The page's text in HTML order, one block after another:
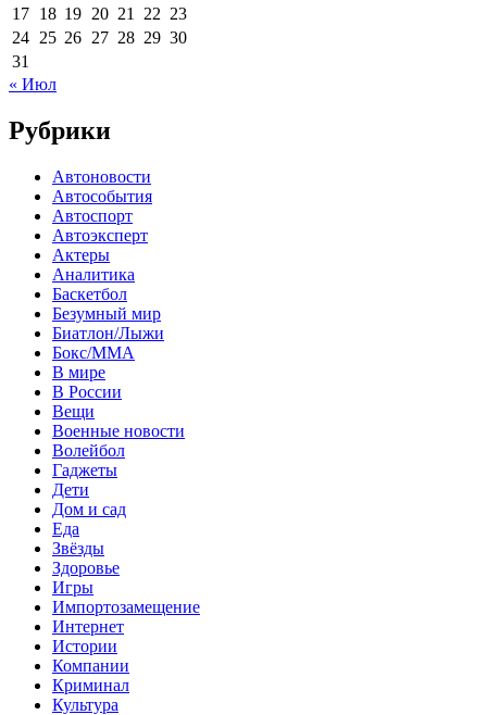
17 18 19 20 21 22 23
24 25 26 27 28 29 30
31
« Июл
Рубрики
Автоновости
Автособытия
Автоспорт
Автоэксперт
Актеры
Аналитика
Баскетбол
Безумный мир
Биатлон/Лыжи
Бокс/MMA
В мире
В России
Вещи
Военные новости
Волейбол
Гаджеты
Дети
Дом и сад
Еда
Звёзды
Здоровье
Игры
Импортозамещение
Интернет
Истории
Компании
Криминал
Культура